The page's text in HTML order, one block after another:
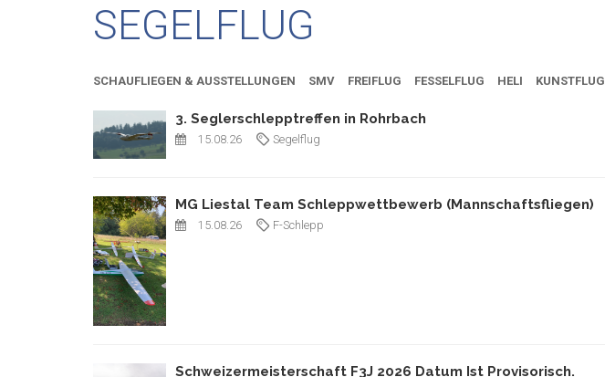
SEGELFLUG
SCHAUFLIEGEN & AUSSTELLUNGEN SMV FREIFLUG FESSELFLUG HELI KUNSTFLUG
3. Seglerschlepptreffen in Rohrbach
15.08.26 Segelflug
MG Liestal Team Schleppwettbewerb (Mannschaftsfliegen)
15.08.26 F-Schlepp
Schweizermeisterschaft F3J 2026 Datum Ist Provisorisch.